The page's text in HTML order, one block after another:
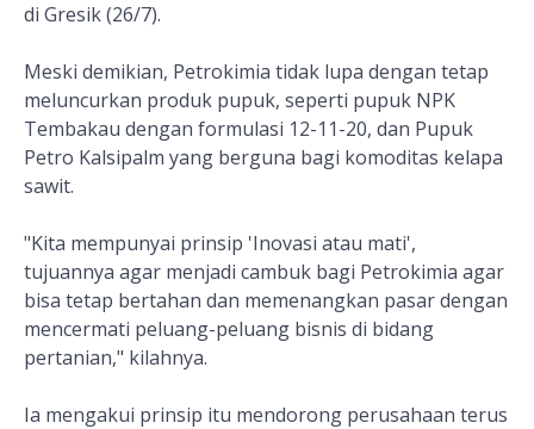
di Gresik (26/7).
Meski demikian, Petrokimia tidak lupa dengan tetap
meluncurkan produk pupuk, seperti pupuk NPK
Tembakau dengan formulasi 12-11-20, dan Pupuk
Petro Kalsipalm yang berguna bagi komoditas kelapa
sawit.
"Kita mempunyai prinsip 'Inovasi atau mati',
tujuannya agar menjadi cambuk bagi Petrokimia agar
bisa tetap bertahan dan memenangkan pasar dengan
mencermati peluang-peluang bisnis di bidang
pertanian," kilahnya.
Ia mengakui prinsip itu mendorong perusahaan terus